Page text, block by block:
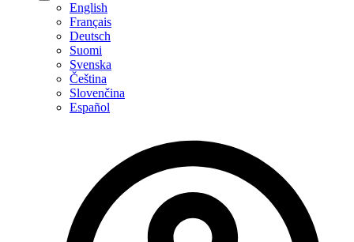
English
Français
Deutsch
Suomi
Svenska
Čeština
Slovenčina
Español